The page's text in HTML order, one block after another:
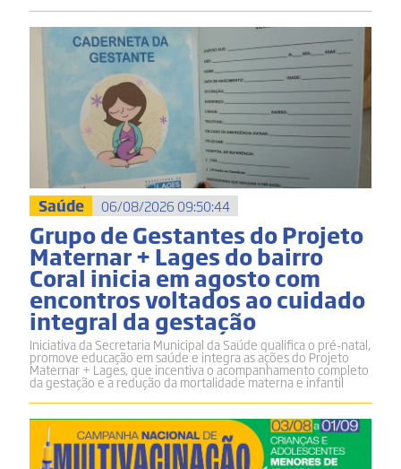
Saúde 06/08/2026 09:50:44
Grupo de Gestantes do Projeto
Maternar + Lages do bairro
Coral inicia em agosto com
encontros voltados ao cuidado
integral da gestação
Iniciativa da Secretaria Municipal da Saúde qualifica o pré-natal,
promove educação em saúde e integra as ações do Projeto
Maternar + Lages, que incentiva o acompanhamento completo
da gestação e a redução da mortalidade materna e infantil